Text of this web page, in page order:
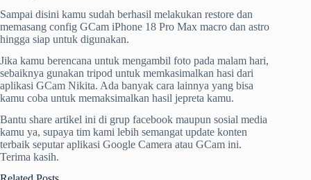
Sampai disini kamu sudah berhasil melakukan restore dan
memasang config GCam iPhone 18 Pro Max macro dan astro
hingga siap untuk digunakan.
Jika kamu berencana untuk mengambil foto pada malam hari,
sebaiknya gunakan tripod untuk memkasimalkan hasi dari
aplikasi GCam Nikita. Ada banyak cara lainnya yang bisa
kamu coba untuk memaksimalkan hasil jepreta kamu.
Bantu share artikel ini di grup facebook maupun sosial media
kamu ya, supaya tim kami lebih semangat update konten
terbaik seputar aplikasi Google Camera atau GCam ini.
Terima kasih.